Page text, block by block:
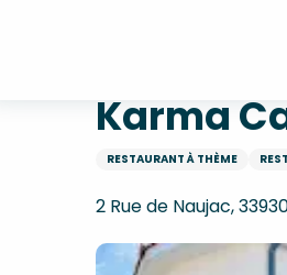
Karma
RESTAURANT À THÈME
2 Rue de Naujac,